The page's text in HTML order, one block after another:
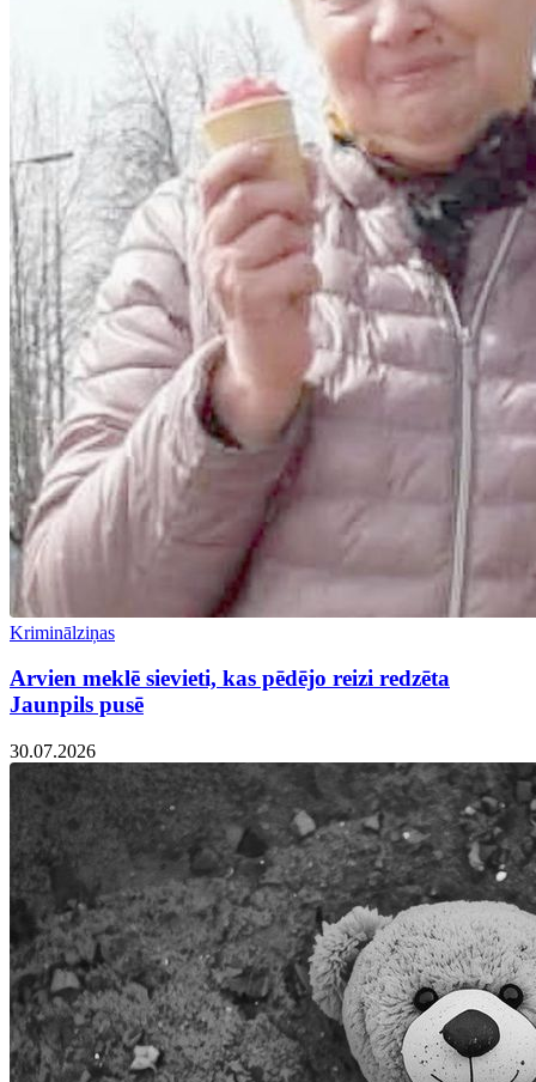
Kriminālziņas
Arvien meklē sievieti, kas pēdējo reizi redzēta
Jaunpils pusē
30.07.2026